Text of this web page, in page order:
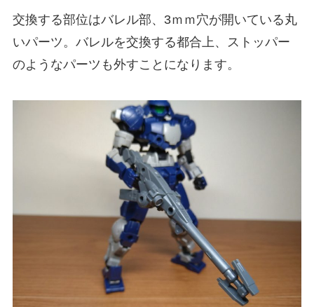
交換する部位はバレル部、3ｍｍ穴が開いている丸
いパーツ。バレルを交換する都合上、ストッパー
のようなパーツも外すことになります。